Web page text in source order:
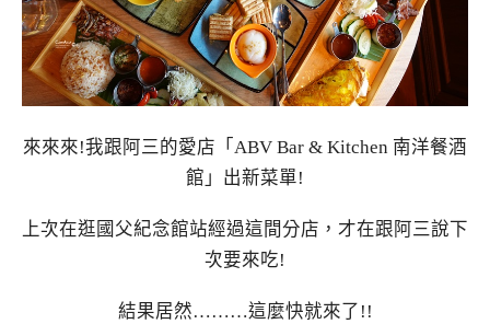
來來來!我跟阿三的愛店「ABV Bar & Kitchen 南洋餐酒
館」出新菜單!
上次在逛國父紀念館站經過這間分店，才在跟阿三說下
次要來吃!
結果居然………這麼快就來了!!